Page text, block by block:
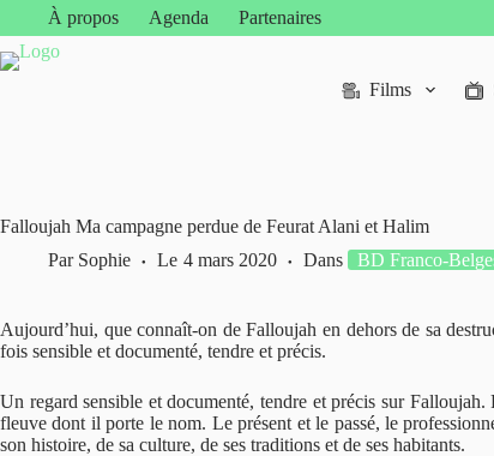
contenu
À propos Agenda Partenaires
Films
Falloujah Ma campagne perdue de Feurat Alani et Halim
Par Sophie Le 4 mars 2020 Dans BD Franco-
Aujourd’hui, que connaît-on de Falloujah en dehors de sa
fois sensible et documenté, tendre et précis.
Un regard sensible et documenté, tendre et précis sur
fleuve dont il porte le nom. Le présent et le passé, le
son histoire, de sa culture, de ses traditions et de ses habitants.